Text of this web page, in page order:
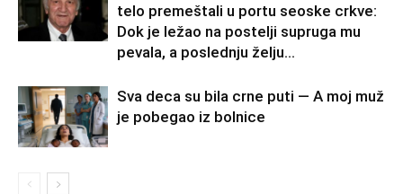
telo premeštali u portu seoske crkve:
Dok je ležao na postelji supruga mu
pevala, a poslednju želju...
Sva deca su bila crne puti — A moj muž
je pobegao iz bolnice